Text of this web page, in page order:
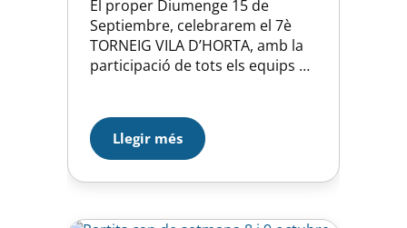
El proper Diumenge 15 de
Septiembre, celebrarem el 7è
TORNEIG VILA D’HORTA, amb la
participació de tots els equips de
tots convidats per gaudir d’un
dia de l’hoquei patins. L’horari
dels partits és des de les 10:00 h
a les 19:00 h. Esperem…
Llegir més